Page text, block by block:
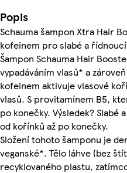
Popis
Schauma šampon Xtra Hair
kofeinem pro slabé a
Šampon Schauma Hair
vypadáváním vlasů* a
kofeinem aktivuje vlasové
vlasů. S provitamínem B5,
po konečky. Výsledek? Slabé
od kořínků až po konečky.
Složení tohoto šamponu je
veganské*. Tělo láhve (bez
recyklovaného plastu,